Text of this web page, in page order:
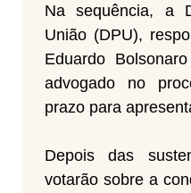
Na sequência, a
União (DPU),
Eduardo
advogado no
prazo para
Depois das
votarão sobre a